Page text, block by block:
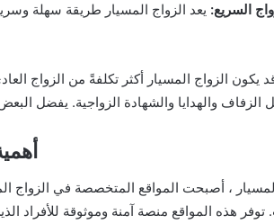
السريع: يعد الزواج المسيار طريقة سهلة
يكون الزواج المسيار أكثر تكلفةً من الزواج
المسيار ، أصبحت المواقع المتخصصة في
توفر هذه المواقع منصة آمنة وموثوقة للأفراد